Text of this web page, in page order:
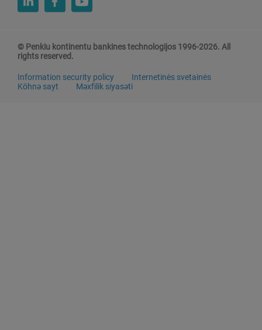
© Penkiu kontinentu bankines technologijos 1996-2026. All
rights reserved.
Information security policy
Internetinės svetainės
Köhnə sayt
Məxfilik siyasəti